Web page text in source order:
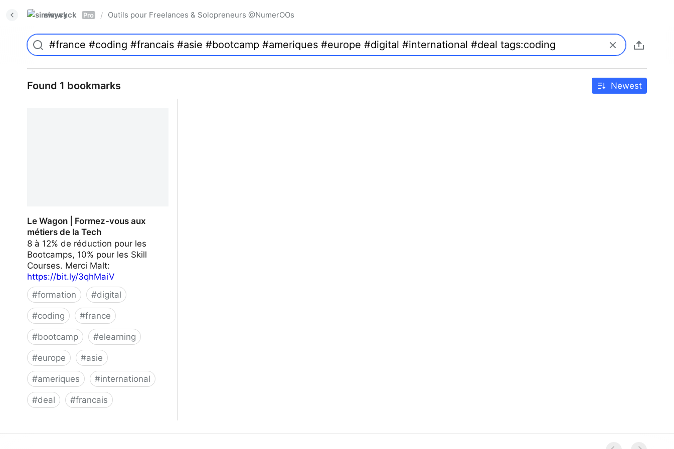
simwyck Pro / Outils pour Freelances & Solopreneurs @NumerOOs
Found 1 bookmarks Newest
Le Wagon | Formez-vous aux
métiers de la Tech
8 à 12% de réduction pour les
Bootcamps, 10% pour les Skill
Courses. Merci Malt:
https://bit.ly/3qhMaiV
#formation #digital
#coding #france
#bootcamp #elearning
#europe #asie
#ameriques #international
#deal #francais